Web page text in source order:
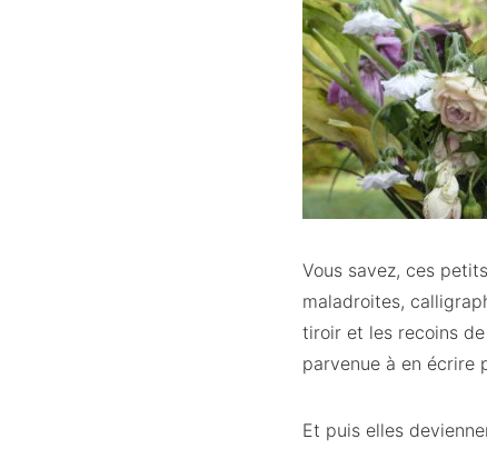
Vous savez, ces
maladroites,
tiroir et les recoins de
parvenue à en écrire
Et puis elles